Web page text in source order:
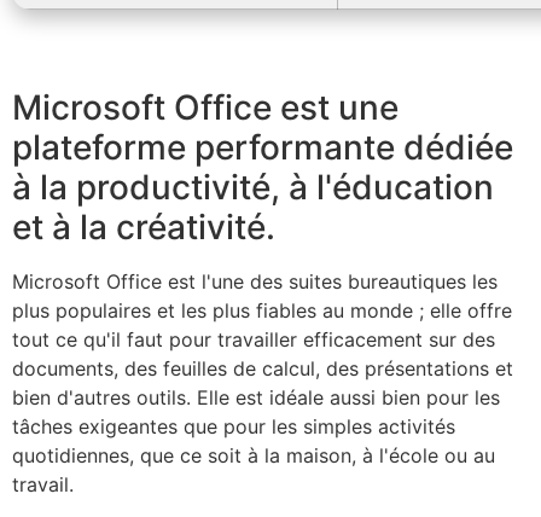
Microsoft Office est une
plateforme performante dédiée
à la productivité, à l'éducation
et à la créativité.
Microsoft Office est l'une des suites bureautiques les
plus populaires et les plus fiables au monde ; elle offre
tout ce qu'il faut pour travailler efficacement sur des
documents, des feuilles de calcul, des présentations et
bien d'autres outils. Elle est idéale aussi bien pour les
tâches exigeantes que pour les simples activités
quotidiennes, que ce soit à la maison, à l'école ou au
travail.